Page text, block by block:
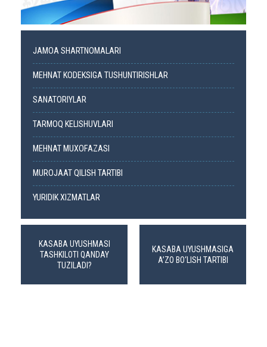
JAMOA SHARTNOMALARI
MEHNAT KODEKSIGA TUSHUNTIRISHLAR
SANATORIYLAR
TARMOQ KELISHUVLARI
MEHNAT MUXOFAZASI
MUROJAAT QILISH TARTIBI
YURIDIK XIZMATLAR
KASABA UYUSHMASI
TASHKILOTI QANDAY
TUZILADI?
KASABA UYUSHMASIGA
A’ZO BO‘LISH TARTIBI